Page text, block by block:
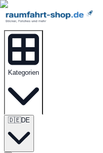
Kategorien
🇩🇪DE